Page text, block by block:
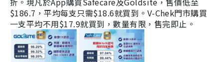
$186.7，平均每支只需$18.6就買到。V-Chek門市購買
一支平均不用$17.9就買到，數量有限，售完即止。